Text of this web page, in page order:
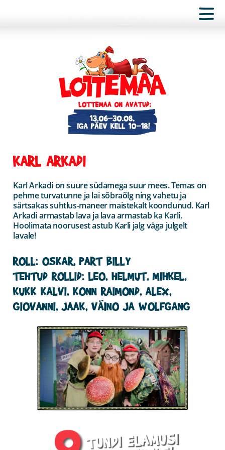
KARL ARKADI
Karl Arkadi on suure südamega suur mees. Temas on
pehme turvatunne ja lai sõbraõlg ning vahetu ja
särtsakas suhtlus-maneer maistekalt koondunud. Karl
Arkadi armastab lava ja lava armastab ka Karli.
Hoolimata noorusest astub Karli jalg väga julgelt
lavale!
ROLL: OSKAR, PART BILLY
TEHTUD ROLLID: LEO, HELMUT, MIHKEL,
KUKK KALVI, KONN RAIMOND, ALEX,
GIOVANNI, JAAK, VÄINO JA WOLFGANG